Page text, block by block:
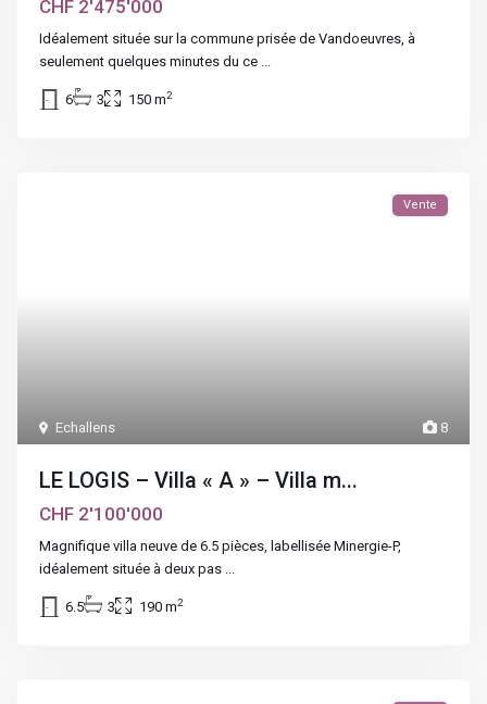
CHF 2'475'000
Idéalement située sur la commune prisée de Vandoeuvres, à
seulement quelques minutes du ce ...
6 3 150 m2
8
Echallens
Vente
LE LOGIS – Villa « A » – Villa m...
CHF 2'100'000
Magnifique villa neuve de 6.5 pièces, labellisée Minergie-P,
idéalement située à deux pas ...
6.5 3 190 m2